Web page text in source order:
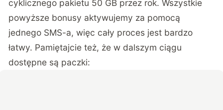
cyklicznego pakietu 50 GB przez rok. Wszystkie
powyższe bonusy aktywujemy za pomocą
jednego SMS-a, więc cały proces jest bardzo
łatwy. Pamiętajcie też, że w dalszym ciągu
dostępne są paczki: